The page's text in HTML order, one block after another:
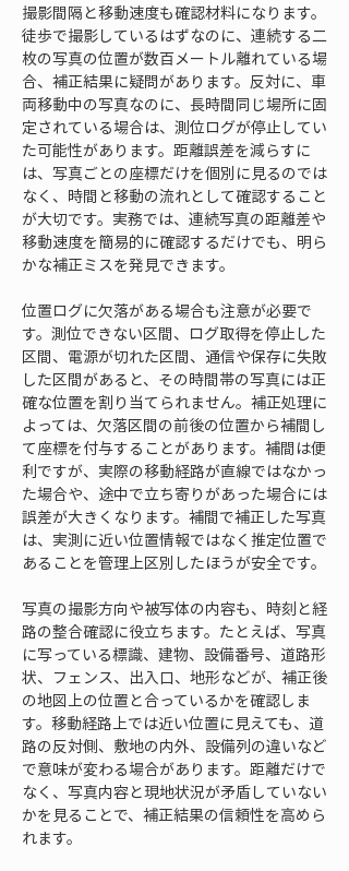
撮影間隔と移動速度も確認材料になります。
徒歩で撮影しているはずなのに、連続する二
枚の写真の位置が数百メートル離れている場
合、補正結果に疑問があります。反対に、車
両移動中の写真なのに、長時間同じ場所に固
定されている場合は、測位ログが停止してい
た可能性があります。距離誤差を減らすに
は、写真ごとの座標だけを個別に見るのでは
なく、時間と移動の流れとして確認すること
が大切です。実務では、連続写真の距離差や
移動速度を簡易的に確認するだけでも、明ら
かな補正ミスを発見できます。
位置ログに欠落がある場合も注意が必要で
す。測位できない区間、ログ取得を停止した
区間、電源が切れた区間、通信や保存に失敗
した区間があると、その時間帯の写真には正
確な位置を割り当てられません。補正処理に
よっては、欠落区間の前後の位置から補間し
て座標を付与することがあります。補間は便
利ですが、実際の移動経路が直線ではなかっ
た場合や、途中で立ち寄りがあった場合には
誤差が大きくなります。補間で補正した写真
は、実測に近い位置情報ではなく推定位置で
あることを管理上区別したほうが安全です。
写真の撮影方向や被写体の内容も、時刻と経
路の整合確認に役立ちます。たとえば、写真
に写っている標識、建物、設備番号、道路形
状、フェンス、出入口、地形などが、補正後
の地図上の位置と合っているかを確認しま
す。移動経路上では近い位置に見えても、道
路の反対側、敷地の内外、設備列の違いなど
で意味が変わる場合があります。距離だけで
なく、写真内容と現地状況が矛盾していない
かを見ることで、補正結果の信頼性を高めら
れます。